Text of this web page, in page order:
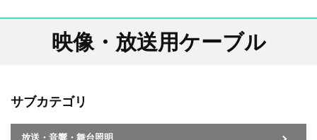
映像・放送用ケーブル
サブカテゴリ
放送・音響・舞台照明